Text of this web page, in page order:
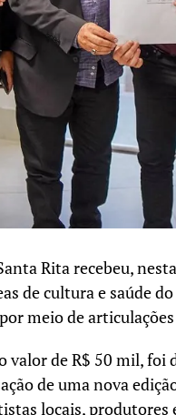
Rita recebeu,
de cultura e saúde
meio de
valor de R$ 50 mil, foi
de uma nova
locais, produtores